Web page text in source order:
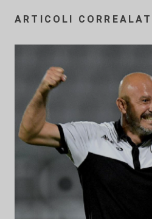
ARTICOLI CORREALATI